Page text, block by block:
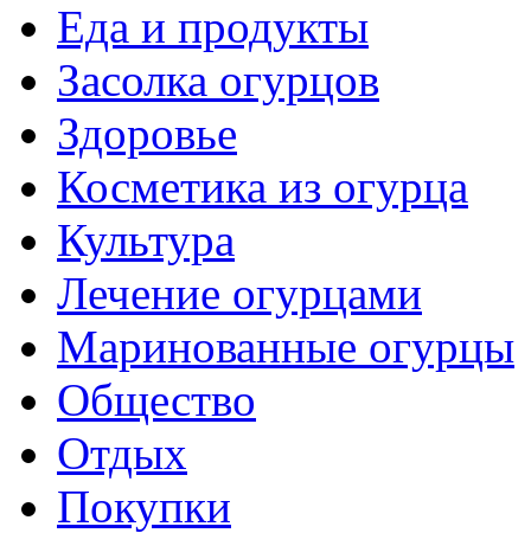
Еда и продукты
Засолка огурцов
Здоровье
Косметика из огурца
Культура
Лечение огурцами
Маринованные огурцы
Общество
Отдых
Покупки